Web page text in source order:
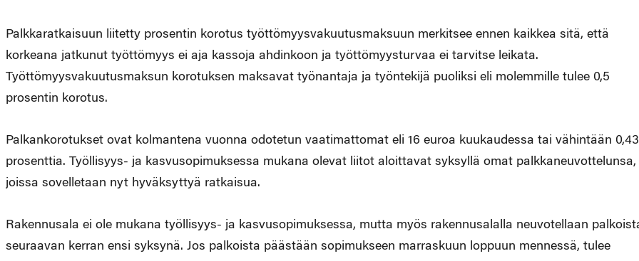
Palkkaratkaisuun liitetty prosentin korotus työttömyysvakuutusmaksuun merkitsee ennen kaikkea sitä, että
korkeana jatkunut työttömyys ei aja kassoja ahdinkoon ja työttömyysturvaa ei tarvitse leikata.
Työttömyysvakuutusmaksun korotuksen maksavat työnantaja ja työntekijä puoliksi eli molemmille tulee 0,5
prosentin korotus.
Palkankorotukset ovat kolmantena vuonna odotetun vaatimattomat eli 16 euroa kuukaudessa tai vähintään 0,43
prosenttia. Työllisyys- ja kasvusopimuksessa mukana olevat liitot aloittavat syksyllä omat palkkaneuvottelunsa,
joissa sovelletaan nyt hyväksyttyä ratkaisua.
Rakennusala ei ole mukana työllisyys- ja kasvusopimuksessa, mutta myös rakennusalalla neuvotellaan
seuraavan kerran ensi syksynä. Jos palkoista päästään sopimukseen marraskuun loppuun mennessä, tulee